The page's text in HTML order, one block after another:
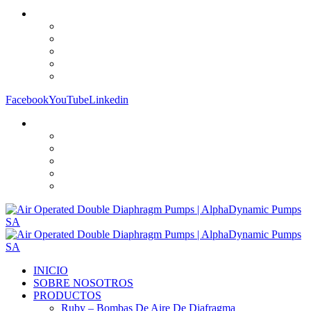
FacebookYouTubeLinkedin
INICIO
SOBRE NOSOTROS
PRODUCTOS
Ruby – Bombas De Aire De Diafragma